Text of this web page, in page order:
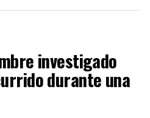
investigado
durante una